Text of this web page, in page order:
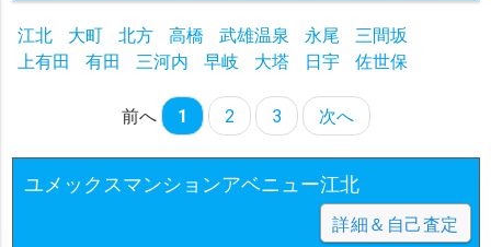
江北 大町 北方 高橋 武雄温泉 永尾
三間坂
上有田
有田 三河内 早岐 大塔 日宇 佐世保
前へ 1 2 3 次へ
ユメックスマンションアベニュー江北
詳細＆自己査定